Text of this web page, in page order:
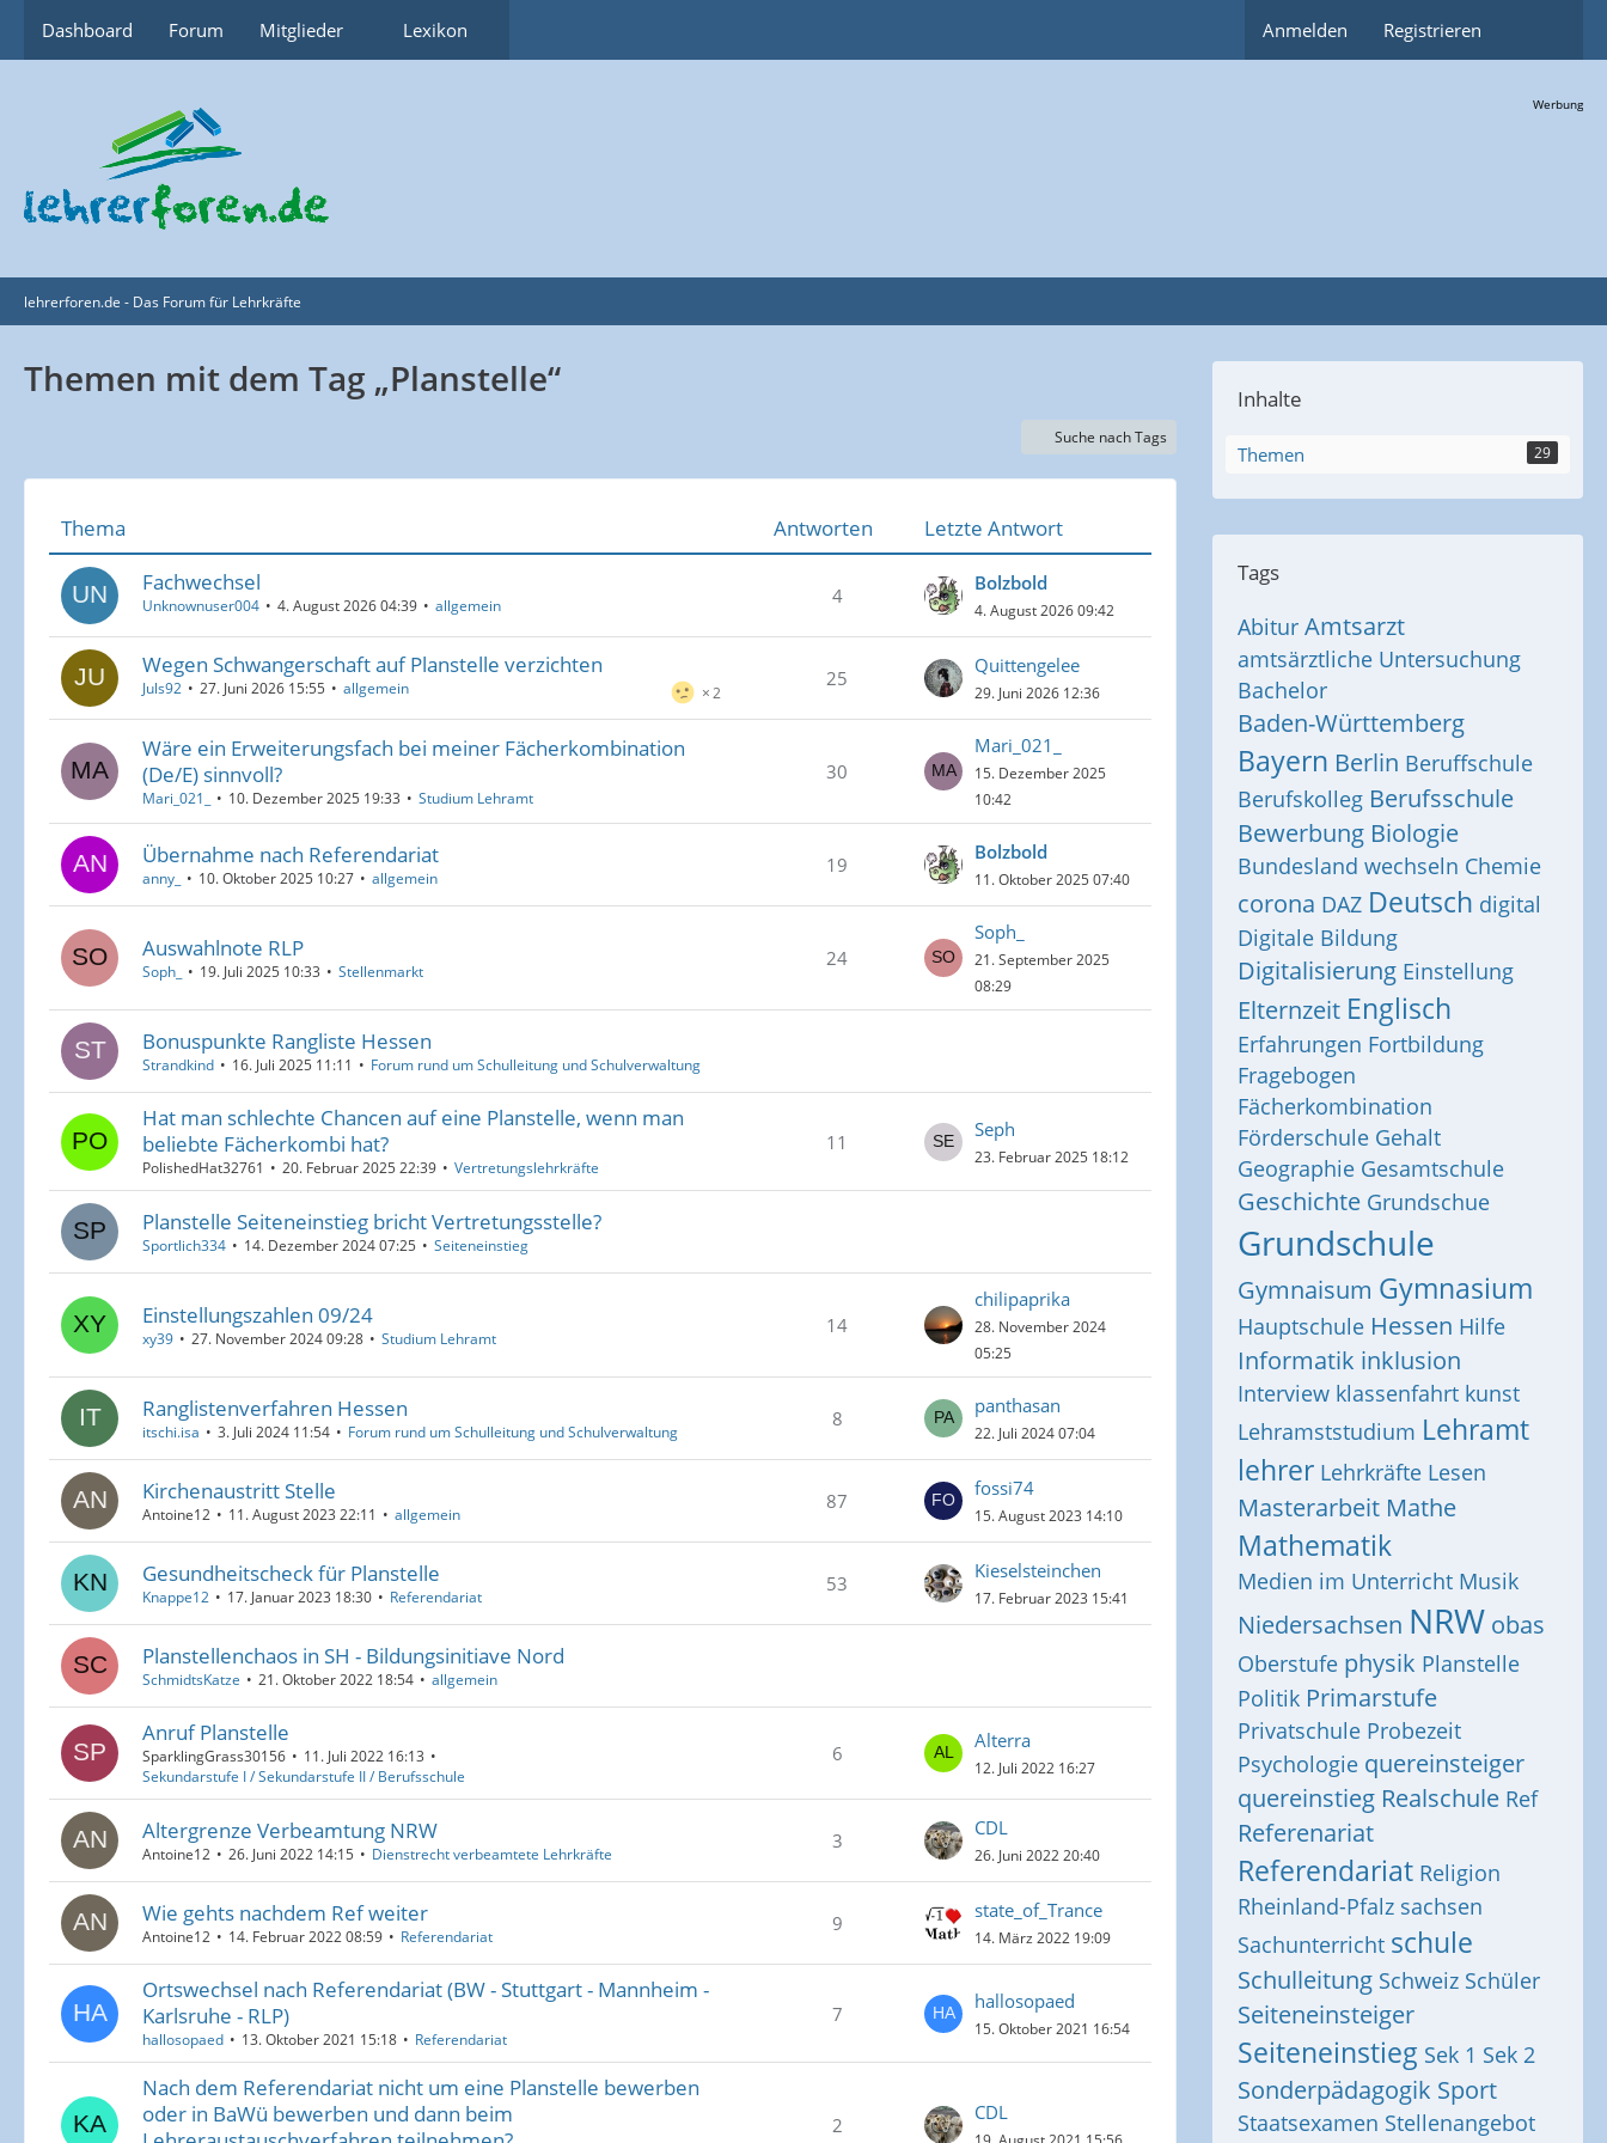
Dashboard Forum Mitglieder Lexikon Anmelden Registrieren
Werbung
lehrerforen.de - Das Forum für Lehrkräfte
Themen mit dem Tag „Planstelle“
Suche nach Tags
Thema Antworten
Letzte Antwort
Fachwechsel
Unknownuser004 4. August 2026 04:39 allgemein 4
Bolzbold
4. August 2026 09:42
Wegen Schwangerschaft auf Planstelle verzichten
2
Juls92 27. Juni 2026 15:55 allgemein 25
Quittengelee
29. Juni 2026 12:36
Wäre ein Erweiterungsfach bei meiner Fächerkombination
(De/E) sinnvoll?
Mari_021_ 10. Dezember 2025 19:33 Studium Lehramt
30
Mari_021_
15. Dezember 2025
10:42
Übernahme nach Referendariat
anny_ 10. Oktober 2025 10:27 allgemein
19
Bolzbold
11. Oktober 2025 07:40
Auswahlnote RLP
Soph_ 19. Juli 2025 10:33 Stellenmarkt
24
Soph_
21. September 2025
08:29
Bonuspunkte Rangliste Hessen
Strandkind 16. Juli 2025 11:11 Forum rund um Schulleitung und Schulverwaltung
Hat man schlechte Chancen auf eine Planstelle, wenn man
beliebte Fächerkombi hat?
PolishedHat32761 20. Februar 2025 22:39 Vertretungslehrkräfte
11
Seph
23. Februar 2025 18:12
Planstelle Seiteneinstieg bricht Vertretungsstelle?
Sportlich334 14. Dezember 2024 07:25 Seiteneinstieg
Einstellungszahlen 09/24
xy39 27. November 2024 09:28 Studium Lehramt
14
chilipaprika
28. November 2024
05:25
Ranglistenverfahren Hessen
itschi.isa 3. Juli 2024 11:54 Forum rund um Schulleitung und Schulverwaltung
8
panthasan
22. Juli 2024 07:04
Kirchenaustritt Stelle
Antoine12 11. August 2023 22:11 allgemein
87
fossi74
15. August 2023 14:10
Gesundheitscheck für Planstelle
Knappe12 17. Januar 2023 18:30 Referendariat
53
Kieselsteinchen
17. Februar 2023 15:41
Planstellenchaos in SH - Bildungsinitiave Nord
SchmidtsKatze 21. Oktober 2022 18:54 allgemein
Anruf Planstelle
SparklingGrass30156
11. Juli 2022 16:13
Sekundarstufe I / Sekundarstufe II / Berufsschule
6
Alterra
12. Juli 2022 16:27
Altergrenze Verbeamtung NRW
Antoine12 26. Juni 2022 14:15 Dienstrecht verbeamtete Lehrkräfte
3
CDL
26. Juni 2022 20:40
Wie gehts nachdem Ref weiter
Antoine12 14. Februar 2022 08:59 Referendariat
9
state_of_Trance
14. März 2022 19:09
Ortswechsel nach Referendariat (BW - Stuttgart - Mannheim -
Karlsruhe - RLP)
hallosopaed 13. Oktober 2021 15:18 Referendariat
7
hallosopaed
15. Oktober 2021 16:54
Nach dem Referendariat nicht um eine Planstelle bewerben
oder in BaWü bewerben und dann beim
2
CDL
Inhalte
Themen 29
Tags
Abitur Amtsarzt
amtsärztliche Untersuchung
Bachelor
Baden-Württemberg
Bayern Berlin Beruffschule
Berufskolleg Berufsschule
Bewerbung Biologie
Bundesland wechseln Chemie
corona DAZ Deutsch digital
Digitale Bildung
Digitalisierung Einstellung
Elternzeit Englisch
Erfahrungen Fortbildung
Fragebogen
Fächerkombination
Förderschule Gehalt
Geographie Gesamtschule
Geschichte Grundschue
Grundschule
Gymnaisum Gymnasium
Hauptschule Hessen Hilfe
Informatik inklusion
Interview klassenfahrt kunst
Lehramststudium Lehramt
lehrer Lehrkräfte Lesen
Masterarbeit Mathe
Mathematik
Medien im Unterricht Musik
Niedersachsen NRW obas
Oberstufe physik Planstelle
Politik Primarstufe
Privatschule Probezeit
Psychologie quereinsteiger
quereinstieg Realschule Ref
Referenariat
Referendariat Religion
Rheinland-Pfalz sachsen
Sachunterricht schule
Schulleitung Schweiz Schüler
Seiteneinsteiger
Seiteneinstieg Sek 1 Sek 2
Sonderpädagogik Sport
Staatsexamen Stellenangebot